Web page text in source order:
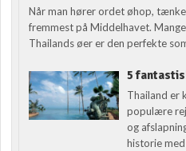
Når man hører ordet øhop,
fremmest på Middelhavet.
Thailands øer er den perfekte
5
Thailand er
populære
og
historie